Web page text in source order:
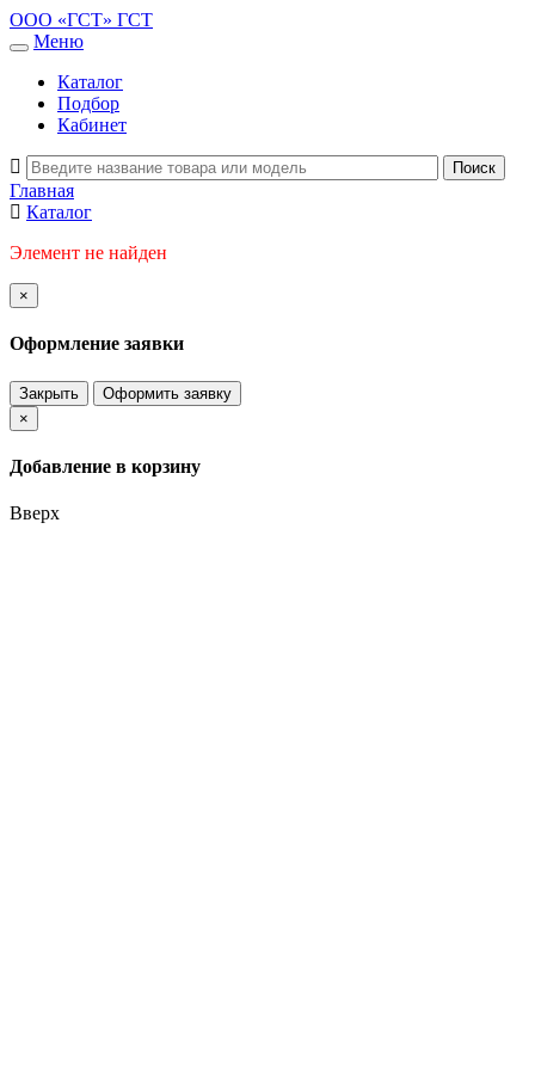
ООО «ГСТ» ГСТ
Меню
Каталог
Подбор
Кабинет
Главная
Каталог
Элемент не найден
×
Оформление заявки
Закрыть
Оформить заявку
×
Добавление в корзину
Вверх